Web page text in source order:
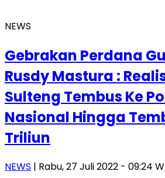
NEWS
Gebrakan Perdana
Rusdy Mastura :
Sulteng Tembus Ke
Nasional Hingga
Triliun
NEWS | Rabu, 27 Juli 2022 - 09:24